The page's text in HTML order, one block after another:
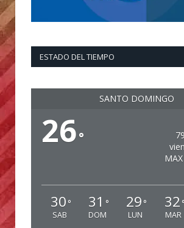
ESTADO DEL TIEMPO
SANTO DOMINGO
26°
30 °
SAB
31 °
DOM
29 °
LUN
32 °
MAR